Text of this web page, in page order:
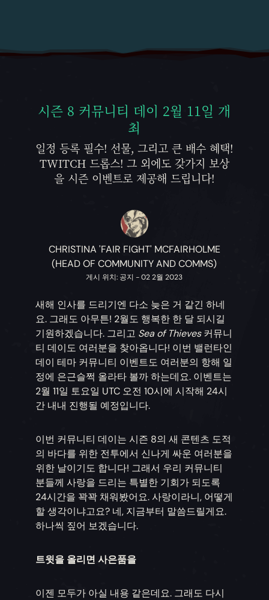
시즌 8 커뮤니티 데이 2월 11일 개
최
일정 등록 필수! 선물, 그리고 큰 배수 혜택!
TWITCH 드롭스! 그 외에도 갖가지 보상
을 시즌 이벤트로 제공해 드립니다!
CHRISTINA 'FAIR FIGHT' MCFAIRHOLME
(HEAD OF COMMUNITY AND COMMS)
게시 위치: 공지 - 02 2월 2023
새해 인사를 드리기엔 다소 늦은 거 같긴 하네
요. 그래도 아무튼! 2월도 행복한 한 달 되시길
기원하겠습니다. 그리고 Sea of Thieves커뮤니
티 데이도 여러분을 찾아옵니다! 이번 밸런타인
데이 테마 커뮤니티 이벤트도 여러분의 항해 일
정에 은근슬쩍 올라타 볼까 하는데요. 이벤트는
2월 11일 토요일 UTC 오전 10시에 시작해 24시
간 내내 진행될 예정입니다.
이번 커뮤니티 데이는 시즌 8의 새 콘텐츠 도적
의 바다를 위한 전투에서 신나게 싸운 여러분을
위한 날이기도 합니다! 그래서 우리 커뮤니티
분들께 사랑을 드리는 특별한 기회가 되도록
24시간을 꽉꽉 채워봤어요. 사랑이라니, 어떻게
할 생각이냐고요? 네, 지금부터 말씀드릴게요.
하나씩 짚어 보겠습니다.
트윗을 올리면 사은품을
이젠 모두가 아실 내용 같은데요. 그래도 다시